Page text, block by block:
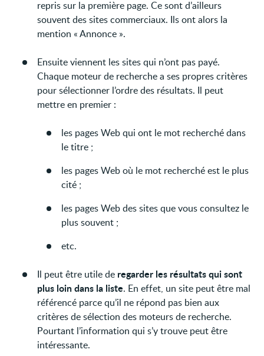
repris sur la première page. Ce sont d’ailleurs
souvent des sites commerciaux. Ils ont alors la
mention « Annonce ».
Ensuite viennent les sites qui n’ont pas payé.
Chaque moteur de recherche a ses propres critères
pour sélectionner l’ordre des résultats. Il peut
mettre en premier :
les pages Web qui ont le mot recherché dans
le titre ;
les pages Web où le mot recherché est le plus
cité ;
les pages Web des sites que vous consultez le
plus souvent ;
etc.
Il peut être utile de regarder les résultats qui sont
plus loin dans la liste. En effet, un site peut être mal
référencé parce qu’il ne répond pas bien aux
critères de sélection des moteurs de recherche.
Pourtant l’information qui s’y trouve peut être
intéressante.